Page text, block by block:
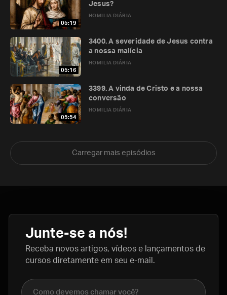
05:19
HOMILIA DIÁRIA
Jesus?
05:16
HOMILIA DIÁRIA
3400. A severidade de Jesus contra
a nossa malícia
05:54
HOMILIA DIÁRIA
3399. A vinda de Cristo e a nossa
conversão
Carregar mais episódios
Junte-se a nós!
Receba novos artigos, vídeos e lançamentos de
cursos diretamente em seu e-mail.
Nome completo